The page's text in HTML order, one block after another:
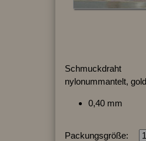
Schmuckdraht
nylonummantelt, gold
0,40 mm
Packungsgröße: